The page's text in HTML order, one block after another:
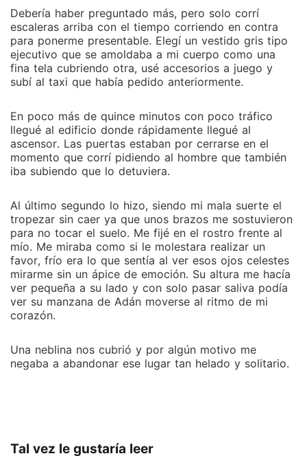
Debería haber preguntado más, pero solo corrí
escaleras arriba con el tiempo corriendo en contra
para ponerme presentable. Elegí un vestido gris tipo
ejecutivo que se amoldaba a mi cuerpo como una
fina tela cubriendo otra, usé accesorios a juego y
subí al taxi que había pedido anteriormente.
En poco más de quince minutos con poco tráfico
llegué al edificio donde rápidamente llegué al
ascensor. Las puertas estaban por cerrarse en el
momento que corrí pidiendo al hombre que también
iba subiendo que lo detuviera.
Al último segundo lo hizo, siendo mi mala suerte el
tropezar sin caer ya que unos brazos me sostuvieron
para no tocar el suelo. Me fijé en el rostro frente al
mío. Me miraba como si le molestara realizar un
favor, frío era lo que sentía al ver esos ojos celestes
mirarme sin un ápice de emoción. Su altura me hacía
ver pequeña a su lado y con solo pasar saliva podía
ver su manzana de Adán moverse al ritmo de mi
corazón.
Una neblina nos cubrió y por algún motivo me
negaba a abandonar ese lugar tan helado y solitario.
Tal vez le gustaría leer